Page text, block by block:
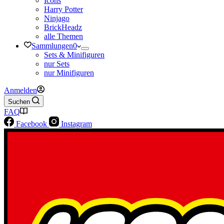
Harry Potter
Ninjago
BrickHeadz
alle Themen
Sammlungen0
Sets & Minifiguren
nur Sets
nur Minifiguren
Anmelden
Suchen
FAQ
Facebook
Instagram